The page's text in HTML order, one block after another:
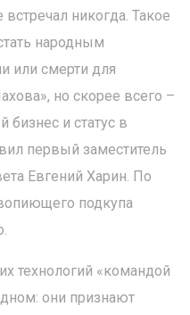
никогда. Такое
народным
или смерти для
но скорее всего –
бизнес и статус в
первый заместитель
Евгений Харин. По
подкупа
технологий «командой
они признают